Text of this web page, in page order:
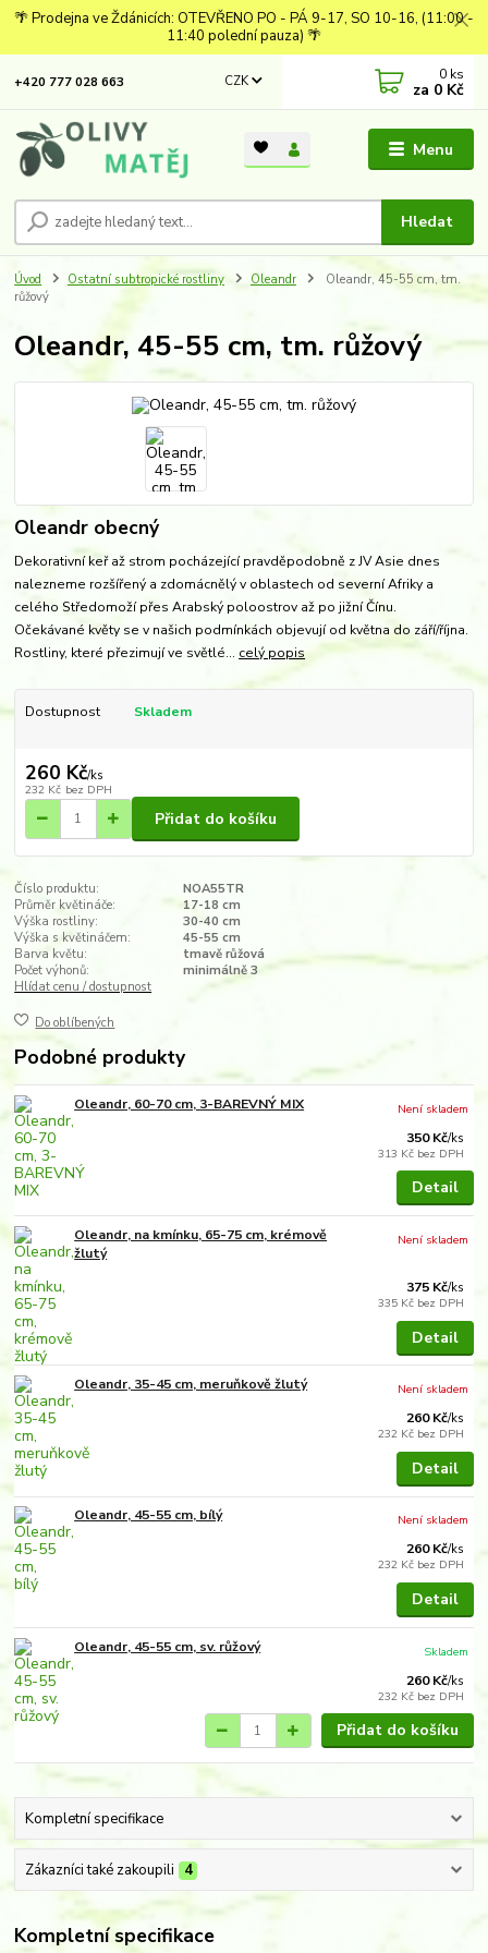
🌴 Prodejna ve Ždánicích: OTEVŘENO PO - PÁ 9-17, SO 10-16, (11:00 -
11:40 polední pauza) 🌴
Menu
CZK
Hledat
+420 777 028 663 0 ks
za 0 Kč
Úvod Ostatní subtropické rostliny Oleandr
Oleandr, 45-55 cm, tm.
růžový
Oleandr, 45-55 cm, tm. růžový
Oleandr obecný
Dekorativní keř až strom pocházející pravděpodobně z JV Asie dnes
nalezneme rozšířený a zdomácnělý v oblastech od severní Afriky a
celého Středomoží přes Arabský poloostrov až po jižní Čínu.
Očekávané květy se v našich podmínkách objevují od května do září/října.
Rostliny, které přezimují ve světlé... celý popis
Dostupnost Skladem
260 Kč/ks
232 Kč bez DPH
Přidat do košíku
Číslo produktu:
NOA55TR
Průměr květináče:
17-18 cm
Výška rostliny:
30-40 cm
Výška s květináčem:
45-55 cm
Barva květu:
tmavě růžová
Počet výhonů:
minimálně 3
Hlídat cenu / dostupnost
Do oblíbených
Podobné produkty
Oleandr, 60-70 cm, 3-BAREVNÝ MIX
350 Kč/ks
313 Kč bez DPH
Není skladem
Detail
Oleandr, na kmínku, 65-75 cm, krémově
žlutý
375 Kč/ks
335 Kč bez DPH
Není skladem
Detail
Oleandr, 35-45 cm, meruňkově žlutý
260 Kč/ks
232 Kč bez DPH
Není skladem
Detail
Oleandr, 45-55 cm, bílý
260 Kč/ks
232 Kč bez DPH
Není skladem
Detail
Oleandr, 45-55 cm, sv. růžový
260 Kč/ks
232 Kč bez DPH
Skladem
Přidat do košíku
Kompletní specifikace
Zákazníci také zakoupili 4
Kompletní specifikace